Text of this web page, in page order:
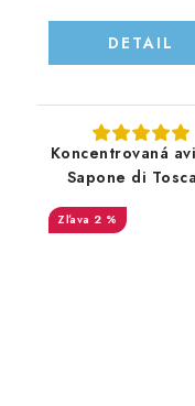
DETAIL
Koncentrovaná
Sapone di
Fiori di Campo -
1L/50PD
2 %